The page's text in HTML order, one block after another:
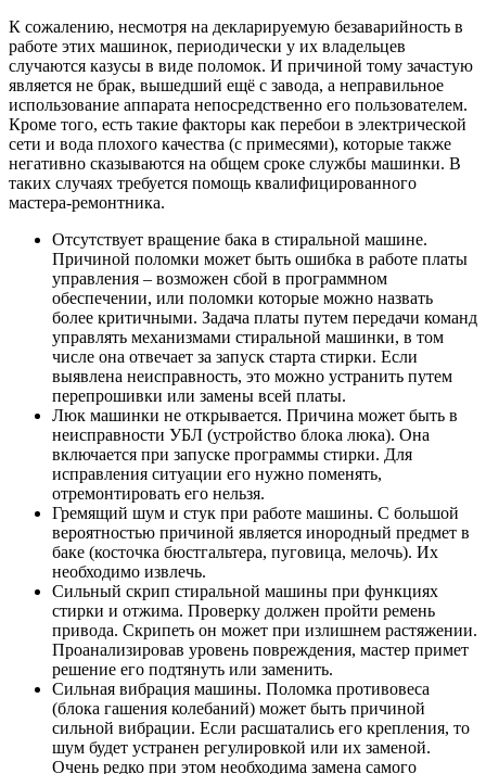
К сожалению, несмотря на декларируемую безаварийность в
работе этих машинок, периодически у их владельцев
случаются казусы в виде поломок. И причиной тому зачастую
является не брак, вышедший ещё с завода, а неправильное
использование аппарата непосредственно его пользователем.
Кроме того, есть такие факторы как перебои в электрической
сети и вода плохого качества (с примесями), которые также
негативно сказываются на общем сроке службы машинки. В
таких случаях требуется помощь квалифицированного
мастера-ремонтника.
Отсутствует вращение бака в стиральной машине.
Причиной поломки может быть ошибка в работе платы
управления – возможен сбой в программном
обеспечении, или поломки которые можно назвать
более критичными. Задача платы путем передачи команд
управлять механизмами стиральной машинки, в том
числе она отвечает за запуск старта стирки. Если
выявлена неисправность, это можно устранить путем
перепрошивки или замены всей платы.
Люк машинки не открывается. Причина может быть в
неисправности УБЛ (устройство блока люка). Она
включается при запуске программы стирки. Для
исправления ситуации его нужно поменять,
отремонтировать его нельзя.
Гремящий шум и стук при работе машины. С большой
вероятностью причиной является инородный предмет в
баке (косточка бюстгальтера, пуговица, мелочь). Их
необходимо извлечь.
Сильный скрип стиральной машины при функциях
стирки и отжима. Проверку должен пройти ремень
привода. Скрипеть он может при излишнем растяжении.
Проанализировав уровень повреждения, мастер примет
решение его подтянуть или заменить.
Сильная вибрация машины. Поломка противовеса
(блока гашения колебаний) может быть причиной
сильной вибрации. Если расшатались его крепления, то
шум будет устранен регулировкой или их заменой.
Очень редко при этом необходима замена самого